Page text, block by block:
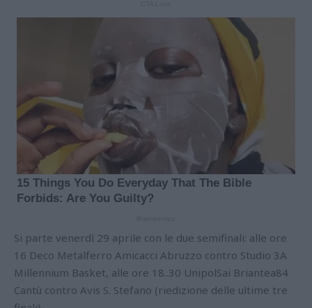
Si parte venerdì 29 aprile con le due semifinali: alle ore
16 Deco Metalferro Amicacci Abruzzo contro Studio 3A
Millennium Basket, alle ore 18..30 UnipolSai Briantea84
Cantù contro Avis S. Stefano (riedizione delle ultime tre